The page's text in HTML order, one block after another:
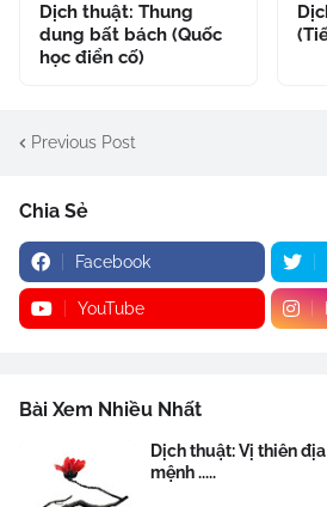
Dịch thuật: Thung
dung bất bách (Quốc
học điển cố)
Previous Post
Chia Sẻ
Facebook
YouTube
Bài Xem Nhiều Nhất
Dịch thuật: Vị thiên
mệnh .....